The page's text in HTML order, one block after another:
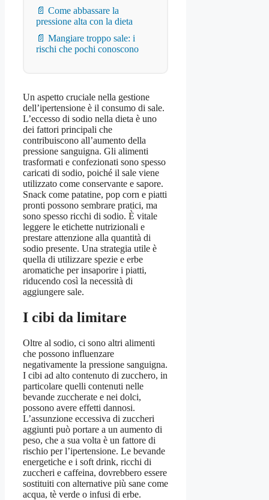
📄 Come abbassare la
pressione alta con la dieta
📄 Mangiare troppo sale: i
rischi che pochi conoscono
Un aspetto cruciale nella gestione
dell’ipertensione è il consumo di sale.
L’eccesso di sodio nella dieta è uno
dei fattori principali che
contribuiscono all’aumento della
pressione sanguigna. Gli alimenti
trasformati e confezionati sono spesso
caricati di sodio, poiché il sale viene
utilizzato come conservante e sapore.
Snack come patatine, pop corn e piatti
pronti possono sembrare pratici, ma
sono spesso ricchi di sodio. È vitale
leggere le etichette nutrizionali e
prestare attenzione alla quantità di
sodio presente. Una strategia utile è
quella di utilizzare spezie e erbe
aromatiche per insaporire i piatti,
riducendo così la necessità di
aggiungere sale.
I cibi da limitare
Oltre al sodio, ci sono altri alimenti
che possono influenzare
negativamente la pressione sanguigna.
I cibi ad alto contenuto di zucchero, in
particolare quelli contenuti nelle
bevande zuccherate e nei dolci,
possono avere effetti dannosi.
L’assunzione eccessiva di zuccheri
aggiunti può portare a un aumento di
peso, che a sua volta è un fattore di
rischio per l’ipertensione. Le bevande
energetiche e i soft drink, ricchi di
zuccheri e caffeina, dovrebbero essere
sostituiti con alternative più sane come
acqua, tè verde o infusi di erbe.